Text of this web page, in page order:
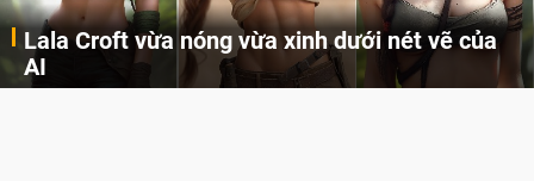
Lala Croft vừa nóng vừa xinh dưới nét vẽ của
AI